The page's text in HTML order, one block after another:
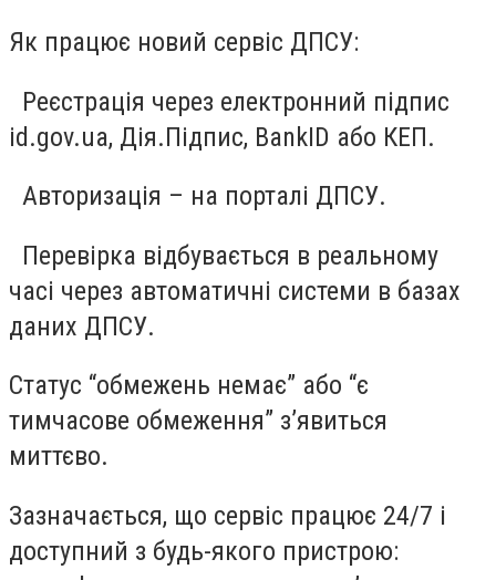
Як працює новий сервіс ДПСУ:
Реєстрація через електронний підпис
id.gov.ua, Дія.Підпис, BankID або КЕП.
Авторизація – на порталі ДПСУ.
Перевірка відбувається в реальному
часі через автоматичні системи в базах
даних ДПСУ.
Статус “обмежень немає” або “є
тимчасове обмеження” з’явиться
миттєво.
Зазначається, що сервіс працює 24/7 і
доступний з будь-якого пристрою: